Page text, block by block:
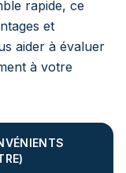
rapide, ce
et
aider à évaluer
à votre